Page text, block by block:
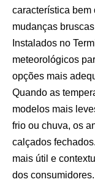
característica
mudanças
Instalados no
meteorológicos
opções mais
Quando as
modelos mais
frio ou chuva, os
calçados
mais útil e
dos consumidores.